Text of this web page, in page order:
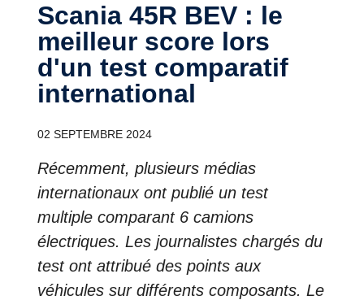
Scania 45R BEV : le
meilleur score lors
d'un test comparatif
international
02 SEPTEMBRE 2024
Récemment, plusieurs médias
internationaux ont publié un test
multiple comparant 6 camions
électriques. Les journalistes chargés du
test ont attribué des points aux
véhicules sur différents composants. Le